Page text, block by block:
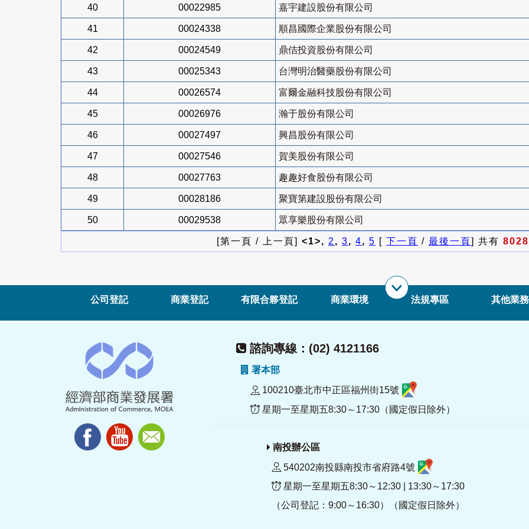
40 00022985 嘉宇建設股份有限公司
41 00024338 順昌國際企業股份有限公司
42 00024549 鼎佶投資股份有限公司
43 00025343 台灣明治醫藥股份有限公司
44 00026574 富爾金融科技股份有限公司
45 00026976 瀚于股份有限公司
46 00027497 興昌股份有限公司
47 00027546 賀美股份有限公司
48 00027763 趣趣好食股份有限公司
49 00028186 聚寶第建設股份有限公司
50 00029538 眾享樂股份有限公司
[第一頁 / 上一頁] <1>, 2, 3, 4, 5 [ 下一頁 / 最後一頁] 共有 8028
公司登記 商業登記 有限合夥登記 商業環境 法規專區 其他業務
諮詢專線：(02) 4121166
署本部
100210臺北市中正區福州街15號
星期一至星期五8:30～17:30（國定假日除外）
南投辦公區
540202南投縣南投市省府路4號
星期一至星期五8:30～12:30 | 13:30～17:30
（公司登記：9:00～16:30）（國定假日除外）